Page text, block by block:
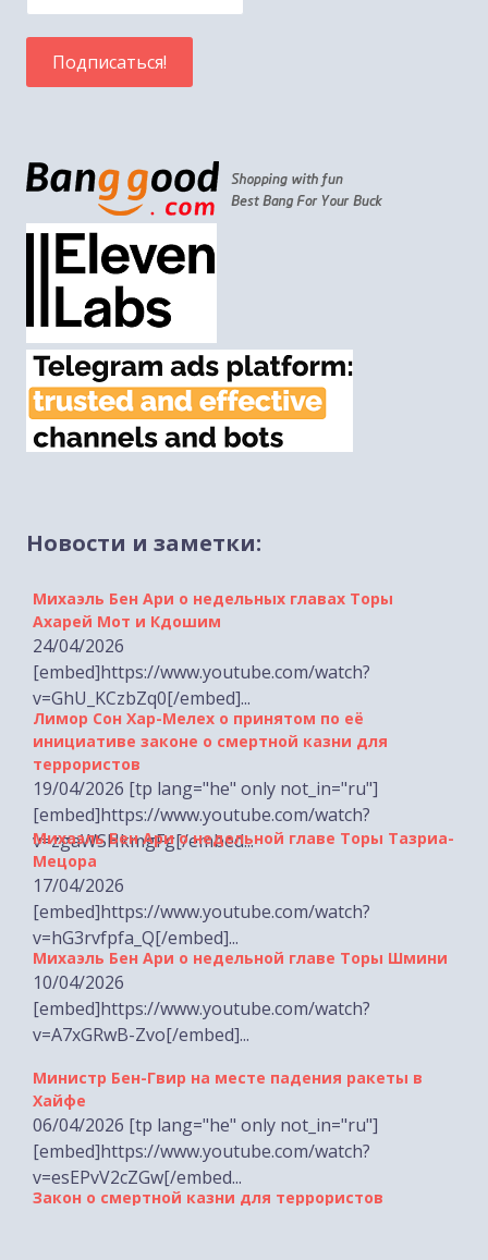
Новости и заметки:
Михаэль Бен Ари о недельных главах Торы
24/04/2026
[embed]https://www.youtube.com/watch?
v=GhU_KCzbZq0[/embed]...
Лимор Сон Хар-Мелех о принятом по её
инициативе законе о смертной казни для
террористов
19/04/2026 [tp lang="he" only not_in="ru"]
[embed]https://www.youtube.com/watch?
v=zgaWSHkmgFg[/embed...
Михаэль Бен Ари о недельной главе Торы Тазриа-
Мецора
17/04/2026
[embed]https://www.youtube.com/watch?
v=hG3rvfpfa_Q[/embed]...
Михаэль Бен Ари о недельной главе Торы Шмини
10/04/2026
[embed]https://www.youtube.com/watch?
v=A7xGRwB-Zvo[/embed]...
Министр Бен-Гвир на месте падения ракеты в
06/04/2026 [tp lang="he" only not_in="ru"]
[embed]https://www.youtube.com/watch?
v=esEPvV2cZGw[/embed...
Закон о смертной казни для террористов
29/03/2026 [tp lang="he" only not_in="ru"]
[embed]https://www.youtube.com/watch?